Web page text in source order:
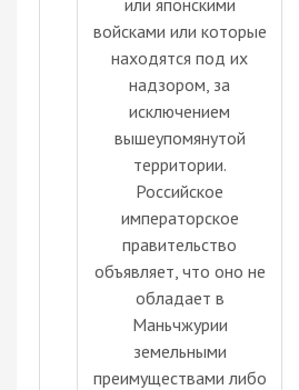
войсками или которые
находятся под их
надзором, за
исключением
вышеупомянутой
территории.
Российское
императорское
правительство
объявляет, что оно не
обладает в
Маньчжурии
земельными
преимуществами либо